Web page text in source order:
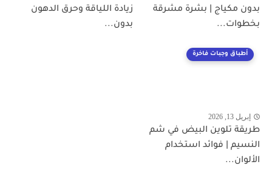
بدون مكياج | بشرة مشرقة
بخطوات...
زيادة اللياقة وحرق الدهون
بدون...
أطباق وجبات فاخرة
إبريل 13, 2026
طريقة تلوين البيض في شم
النسيم | فوائد استخدام
الألوان...